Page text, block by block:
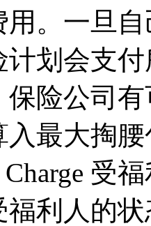
用。一旦
计划会支
保险公司
入最大掏
Charge 受
福利人的